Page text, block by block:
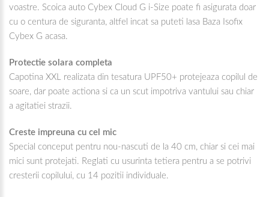
voastre. Scoica auto Cybex Cloud G i-Size poate fi asigurata doar
cu o centura de siguranta, altfel incat sa puteti lasa Baza Isofix
Cybex G acasa.
Protectie solara completa
Capotina XXL realizata din tesatura UPF50+ protejeaza copilul de
soare, dar poate actiona si ca un scut impotriva vantului sau chiar
a agitatiei strazii.
Creste impreuna cu cel mic
Special conceput pentru nou-nascuti de la 40 cm, chiar si cei mai
mici sunt protejati. Reglati cu usurinta tetiera pentru a se potrivi
cresterii copilului, cu 14 pozitii individuale.